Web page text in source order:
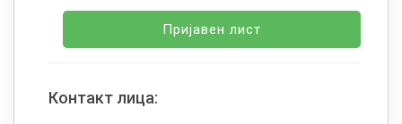
Пријавен лист
Контакт лица: